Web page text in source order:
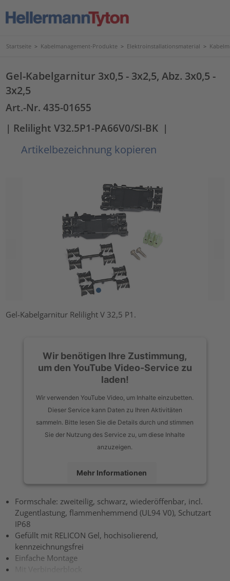
Startseite > Kabelmanagement-Produkte > Elektroinstallationsmaterial >
Gel-Kabelgarnitur 3x0,5 - 3x2,5, Abz. 3x0,5 -
3x2,5
Art.-Nr. 435-01655
| Relilight V32.5P1-PA66V0/SI-BK |
Artikelbezeichnung kopieren
Gel-Kabelgarnitur Relilight V 32,5 P1.
Wir benötigen Ihre Zustimmung,
um den YouTube Video-Service zu
laden!
Wir verwenden YouTube Video, um Inhalte einzubetten.
Dieser Service kann Daten zu Ihren Aktivitäten
sammeln. Bitte lesen Sie die Details durch und stimmen
Sie der Nutzung des Service zu, um diese Inhalte
anzuzeigen.
Mehr Informationen
Akzeptieren
powered byUsercentrics Consent Management Platform
Formschale: zweiteilig, schwarz, wiederöffenbar, incl.
Zugentlastung, flammenhemmend (UL94 V0), Schutzart
IP68
Gefüllt mit RELICON Gel, hochisolierend,
kennzeichnungsfrei
Einfache Montage